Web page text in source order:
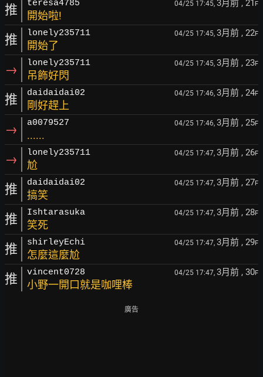
推 teresa4785 04/25 17:45, 3月前 , 21 F
開始啦!
推 lonely235711 04/25 17:45, 3月前 , 22F
開始了
→ lonely235711 04/25 17:45, 3月前 , 23F
吊飾好閃
推 daidaidai02 04/25 17:46, 3月前 , 24F
剛好趕上
→ a0079527 04/25 17:46, 3月前 , 25F
......
→ lonely235711 04/25 17:47, 3月前 , 26F
尬
推 daidaidai02 04/25 17:47, 3月前 , 27F
搞笑
推 Ishtarasuka 04/25 17:47, 3月前 , 28F
笑死
推 shirleyEchi 04/25 17:47, 3月前 , 29F
怎麼這麼尬
推 vincent0728 04/25 17:47, 3月前 , 30F
小野一開口就是咖哩棒
廣告